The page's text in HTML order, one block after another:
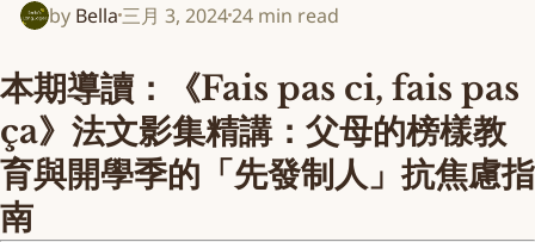
by Bella三月 3, 202424 min read
本期導讀：《Fais pas ci, fais pas
ça》法文影集精講：父母的榜樣教
育與開學季的「先發制人」抗焦慮指
南